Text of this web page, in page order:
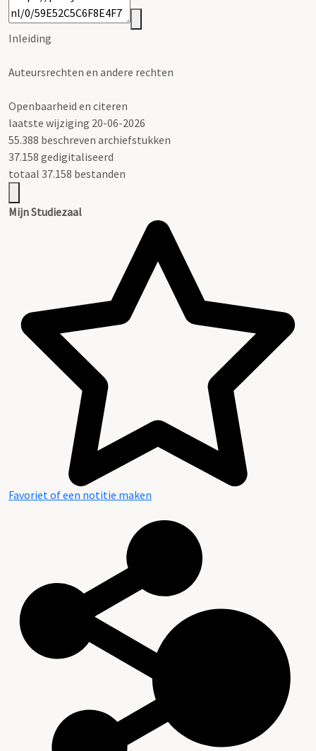
Inleiding
Auteursrechten en andere rechten
Openbaarheid en citeren
laatste wijziging 20-06-2026
55.388 beschreven archiefstukken
37.158 gedigitaliseerd
totaal 37.158 bestanden
Mijn Studiezaal
Favoriet of een notitie maken